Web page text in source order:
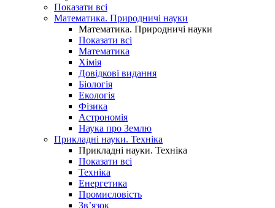
Показати всі
Математика. Природничі науки
Математика. Природничі науки
Показати всі
Математика
Хімія
Довідкові видання
Біологія
Екологія
Фізика
Астрономія
Наука про Землю
Прикладні науки. Техніка
Прикладні науки. Техніка
Показати всі
Техніка
Енергетика
Промисловість
Зв’язок